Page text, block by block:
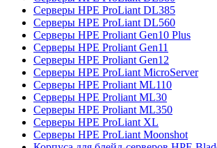
Серверы HPE ProLiant DL385
Серверы HPE ProLiant DL560
Серверы HPE Proliant Gen10 Plus
Серверы HPE Proliant Gen11
Серверы HPE Proliant Gen12
Серверы HPE ProLiant MicroServer
Серверы HPE Proliant ML110
Серверы HPE Proliant ML30
Серверы HPE Proliant ML350
Серверы HPE ProLiant XL
Серверы HPE ProLiant Moonshot